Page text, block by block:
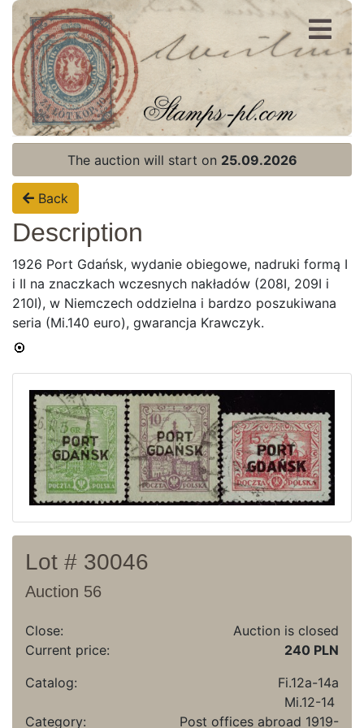
Register
Login
Home page
Recent result
Archive
Regulation
Contact
The auction will start on 25.09.2026
Back
Description
1926 Port Gdańsk, wydanie obiegowe, nadruki formą I
i II na znaczkach wczesnych nakładów (208I, 209I i
210I), w Niemczech oddzielna i bardzo poszukiwana
seria (Mi.140 euro), gwarancja Krawczyk.
Lot # 30046
Auction 56
Close:
Auction is closed
Current price:
240 PLN
Catalog:
Fi.12a-14a
Mi.12-14
Category:
Post offices abroad 1919-